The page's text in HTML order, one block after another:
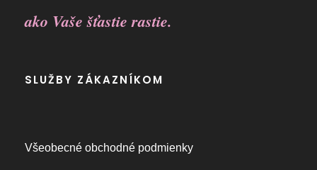
ako Vaše šťastie rastie.
SLUŽBY ZÁKAZNÍKOM
Všeobecné obchodné podmienky